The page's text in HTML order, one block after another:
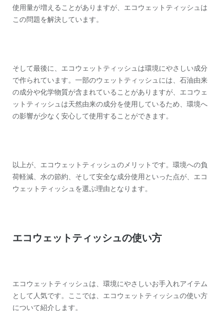
使用量が増えることがありますが、エコウェットティッシュは
この問題を解決しています。
そして最後に、エコウェットティッシュは環境にやさしい成分
で作られています。一部のウェットティッシュには、石油由来
の成分や化学物質が含まれていることがありますが、エコウェ
ットティッシュは天然由来の成分を使用しているため、環境へ
の影響が少なく安心して使用することができます。
以上が、エコウェットティッシュのメリットです。環境への負
荷軽減、水の節約、そして安全な成分使用といった点が、エコ
ウェットティッシュを選ぶ理由となります。
エコウェットティッシュの使い方
エコウェットティッシュは、環境にやさしいお手入れアイテム
として人気です。ここでは、エコウェットティッシュの使い方
について紹介します。